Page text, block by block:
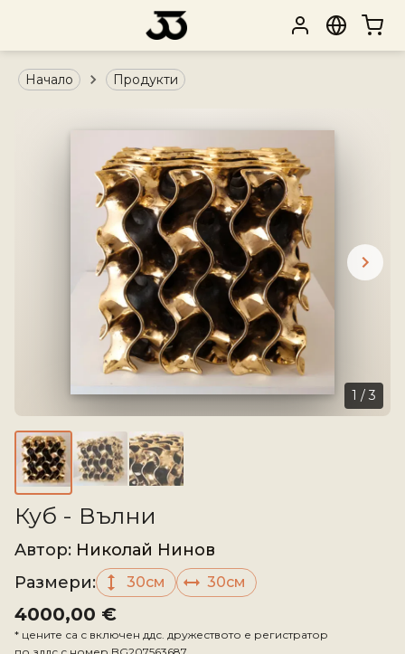
Начало Продукти
1 / 3
Куб - Вълни
Aвтор: Николай Нинов
Размери: 30см 30см
4000,00 €
* цените са с включен ддс. дружеството е регистратор